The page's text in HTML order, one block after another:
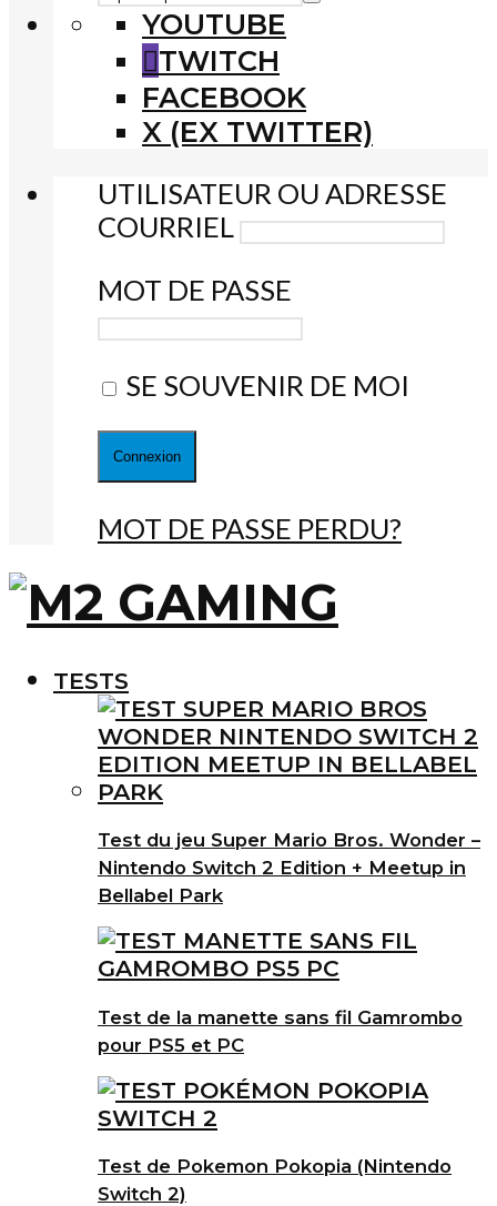
YOUTUBE
TWITCH
FACEBOOK
X (EX TWITTER)
UTILISATEUR OU ADRESSE
COURRIEL
MOT DE PASSE
SE SOUVENIR DE MOI
MOT DE PASSE PERDU?
TESTS
Test du jeu Super Mario Bros. Wonder –
Nintendo Switch 2 Edition + Meetup in
Bellabel Park
Test de la manette sans fil Gamrombo
pour PS5 et PC
Test de Pokemon Pokopia (Nintendo
Switch 2)